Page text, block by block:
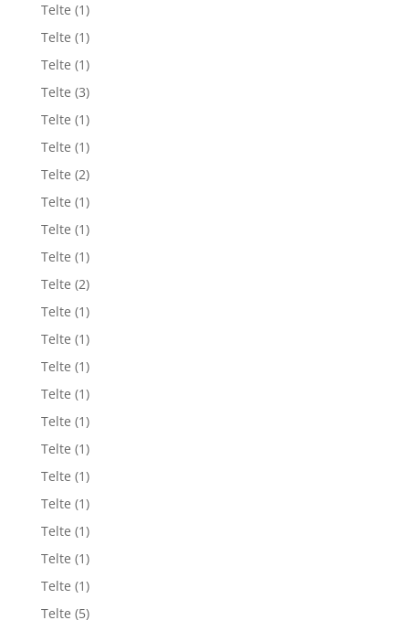
Telte (1)
Telte (1)
Telte (1)
Telte (3)
Telte (1)
Telte (1)
Telte (2)
Telte (1)
Telte (1)
Telte (1)
Telte (2)
Telte (1)
Telte (1)
Telte (1)
Telte (1)
Telte (1)
Telte (1)
Telte (1)
Telte (1)
Telte (1)
Telte (1)
Telte (1)
Telte (5)